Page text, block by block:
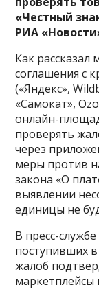
«Честный
РИА
Как
соглашения с
(«Яндекс»,
«Самокат»,
онлайн-
проверять
через
меры против
закона «О
выявлении
единицы не
В пресс-
поступивших
жалоб
маркетплейсы